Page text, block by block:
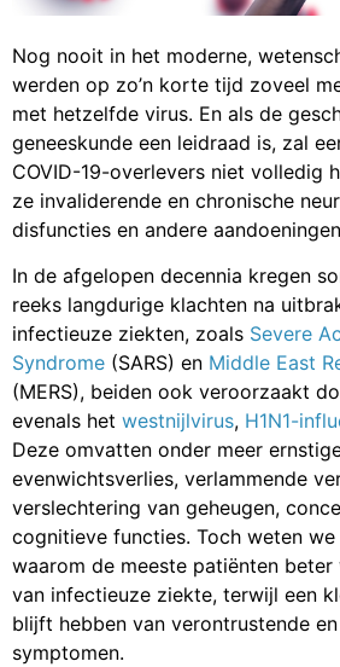
Nog nooit in het moderne,
werden op zo’n korte tijd zoveel
met hetzelfde virus. En als de
geneeskunde een leidraad is, zal
COVID-19-overlevers niet volledig
ze invaliderende en chronische
disfuncties en andere
In de afgelopen decennia kregen
reeks langdurige klachten na
infectieuze ziekten, zoals Severe
Syndrome (SARS) en Middle East
(MERS), beiden ook veroorzaakt
evenals het westnijlvirus, H1N1-
Deze omvatten onder meer
evenwichtsverlies, verlammende
verslechtering van geheugen,
cognitieve functies. Toch weten
waarom de meeste patiënten
van infectieuze ziekte, terwijl een
blijft hebben van verontrustende
symptomen.